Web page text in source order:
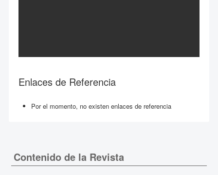
Enlaces de Referencia
Por el momento, no existen enlaces de referencia
Contenido de la Revista